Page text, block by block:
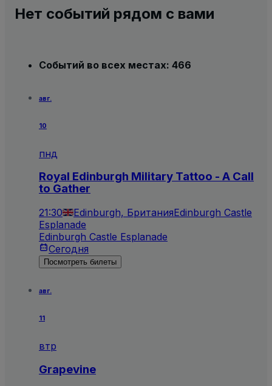
Нет событий рядом с вами
Событий во всех местах: 466
авг.
10
пнд
Royal Edinburgh Military Tattoo - A Call
to Gather
21:30 Edinburgh, БританияEdinburgh Castle
Esplanade
Edinburgh Castle Esplanade
Сегодня
Посмотреть билеты
авг.
11
втр
Grapevine